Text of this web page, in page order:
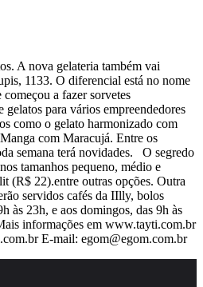
A nova gelateria também vai
1133. O diferencial está no nome
a fazer sorvetes
para vários empreendedores
como o gelato harmonizado com
com Maracujá. Entre os
semana terá novidades. O segredo
tamanhos pequeno, médio e
(R$ 22).entre outras opções. Outra
servidos cafés da IIlly, bolos
às 23h, e aos domingos, das 9h às
informações em www.tayti.com.br
E-mail: egom@egom.com.br